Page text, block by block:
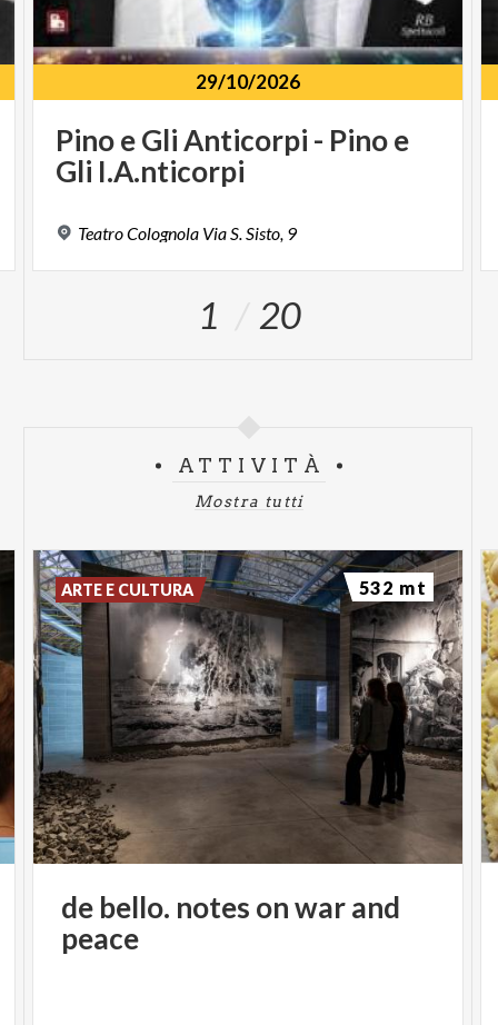
29/10/2026
PinoeGliAnticorpi - Pinoe
Gli I.A.nticorpi
TeatroColognola ViaS.Sisto, 9
1 20
ATTIVITÀ
Mostra tutti
de bello. notes onwarand
peace
ARTE E CULTURA 532 mt